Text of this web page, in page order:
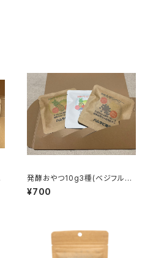
発酵おやつ10g3種(ベジフル&
キャベパイン&もやしベリー)
¥700